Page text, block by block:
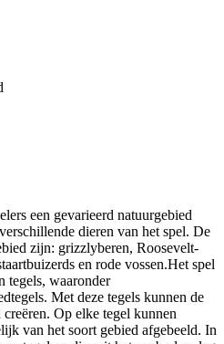
een gevarieerd natuurgebied
dieren van het spel. De
zijn: grizzlyberen, Roosevelt-
en rode vossen.Het spel
tegels, waaronder
Met deze tegels kunnen de
Op elke tegel kunnen
van het soort gebied afgebeeld. In